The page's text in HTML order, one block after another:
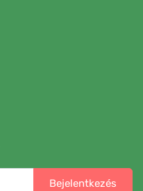
Bejelentkezés